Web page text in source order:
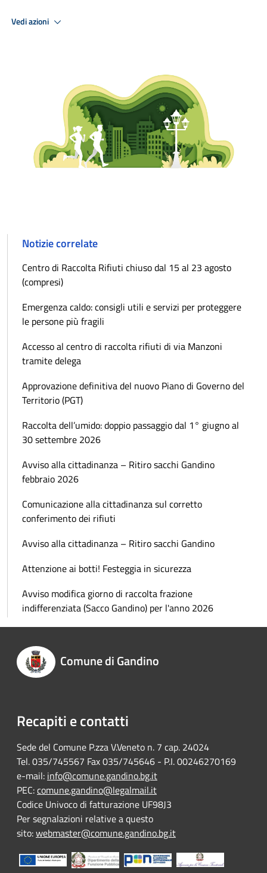
Vedi azioni
Notizie correlate
Centro di Raccolta Rifiuti chiuso dal 15 al 23 agosto
(compresi)
Emergenza caldo: consigli utili e servizi per proteggere
le persone più fragili
Accesso al centro di raccolta rifiuti di via Manzoni
tramite delega
Approvazione definitiva del nuovo Piano di Governo del
Territorio (PGT)
Raccolta dell’umido: doppio passaggio dal 1° giugno al
30 settembre 2026
Avviso alla cittadinanza – Ritiro sacchi Gandino
febbraio 2026
Comunicazione alla cittadinanza sul corretto
conferimento dei rifiuti
Avviso alla cittadinanza – Ritiro sacchi Gandino
Attenzione ai botti! Festeggia in sicurezza
Avviso modifica giorno di raccolta frazione
indifferenziata (Sacco Gandino) per l'anno 2026
Comune di Gandino
Recapiti e contatti
Sede del Comune P.zza V.Veneto n. 7 cap. 24024
Tel. 035/745567 Fax 035/745646 - P.I. 00246270169
e-mail: info@comune.gandino.bg.it
PEC:comune.gandino@legalmail.it
Codice Univoco di fatturazione UF98J3
Per segnalazioni relative a questo
sito:webmaster@comune.gandino.bg.it